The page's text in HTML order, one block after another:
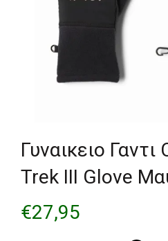
Γυναικειο
Trek III Glove
€27,95